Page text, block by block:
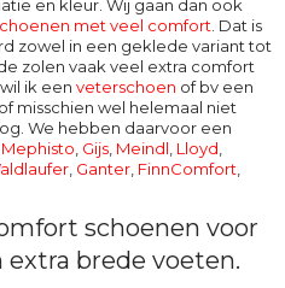
en kleur. Wij gaan dan ook
met veel comfort. Dat is
zowel in een geklede variant tot
zolen vaak veel extra comfort
ik een veterschoen of bv een
of misschien wel helemaal niet
We hebben daarvoor een
Mephisto, Gijs, Meindl, Lloyd,
, Ganter, FinnComfort,
schoenen voor
extra brede voeten.